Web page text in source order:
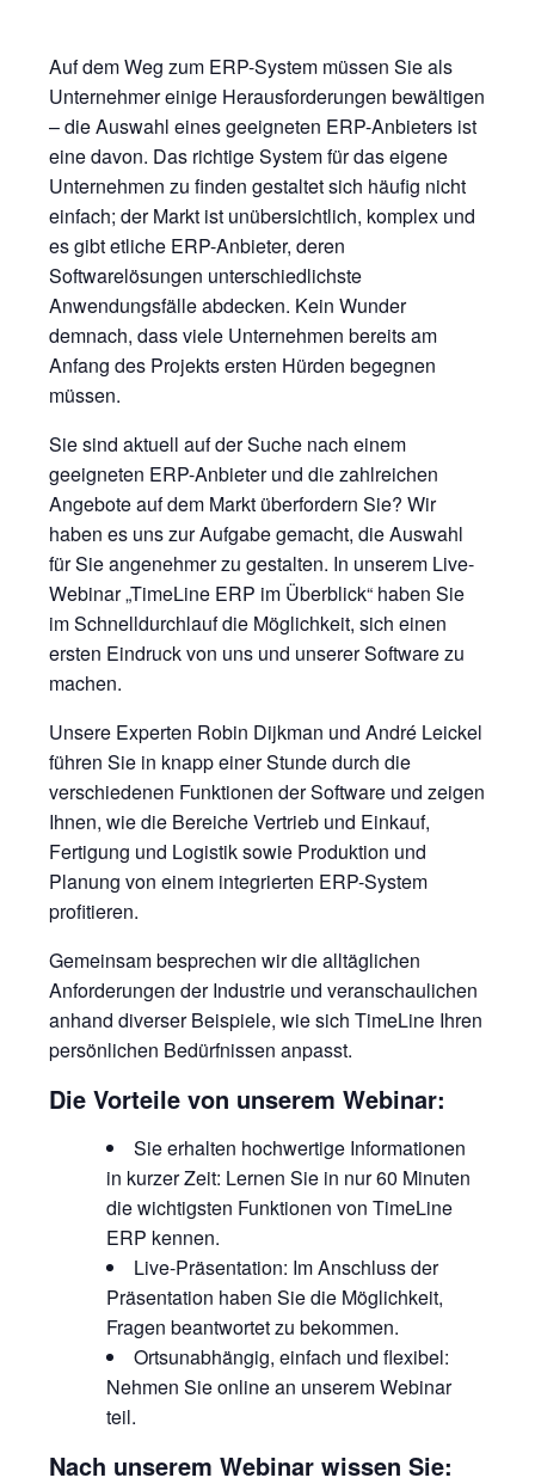
Auf dem Weg zum ERP-System müssen Sie als
Unternehmer einige Herausforderungen bewältigen
– die Auswahl eines geeigneten ERP-Anbieters ist
eine davon. Das richtige System für das eigene
Unternehmen zu finden gestaltet sich häufig nicht
einfach; der Markt ist unübersichtlich, komplex und
es gibt etliche ERP-Anbieter, deren
Softwarelösungen unterschiedlichste
Anwendungsfälle abdecken. Kein Wunder
demnach, dass viele Unternehmen bereits am
Anfang des Projekts ersten Hürden begegnen
müssen.
Sie sind aktuell auf der Suche nach einem
geeigneten ERP-Anbieter und die zahlreichen
Angebote auf dem Markt überfordern Sie? Wir
haben es uns zur Aufgabe gemacht, die Auswahl
für Sie angenehmer zu gestalten. In unserem Live-
Webinar „TimeLine ERP im Überblick“ haben Sie
im Schnelldurchlauf die Möglichkeit, sich einen
ersten Eindruck von uns und unserer Software zu
machen.
Unsere Experten Robin Dijkman und André Leickel
führen Sie in knapp einer Stunde durch die
verschiedenen Funktionen der Software und zeigen
Ihnen, wie die Bereiche Vertrieb und Einkauf,
Fertigung und Logistik sowie Produktion und
Planung von einem integrierten ERP-System
profitieren.
Gemeinsam besprechen wir die alltäglichen
Anforderungen der Industrie und veranschaulichen
anhand diverser Beispiele, wie sich TimeLine Ihren
persönlichen Bedürfnissen anpasst.
Die Vorteile von unserem Webinar:
Sie erhalten hochwertige Informationen
in kurzer Zeit: Lernen Sie in nur 60 Minuten
die wichtigsten Funktionen von TimeLine
ERP kennen.
Live-Präsentation: Im Anschluss der
Präsentation haben Sie die Möglichkeit,
Fragen beantwortet zu bekommen.
Ortsunabhängig, einfach und flexibel:
Nehmen Sie online an unserem Webinar
teil.
Nach unserem Webinar wissen Sie: